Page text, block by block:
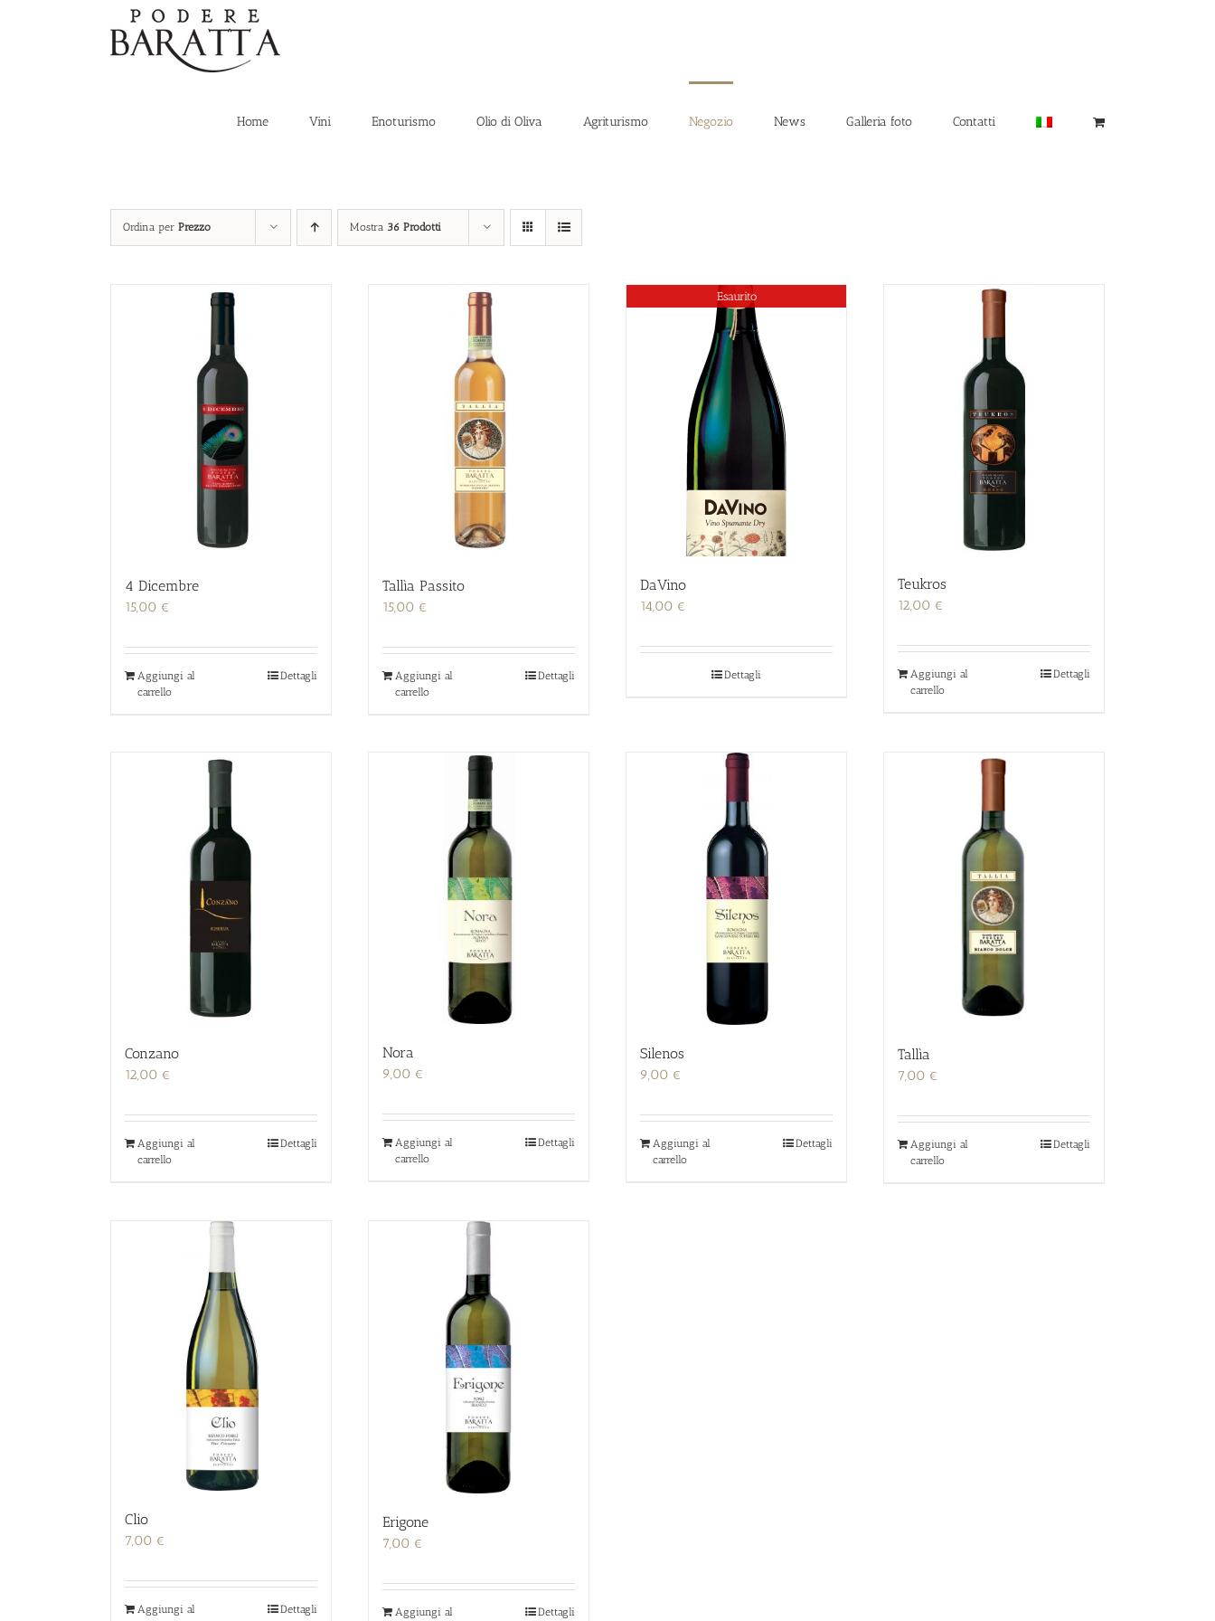
Home Vini Enoturismo Olio di Oliva Agriturismo Negozio News Galleria foto Contatti
Ordina per Prezzo Mostra 36 Prodotti
4 Dicembre
15,00 €
Aggiungi al
carrello
Dettagli
Tallìa Passito
15,00 €
Aggiungi al
carrello
Dettagli
Esaurito
DaVino
14,00 €
Dettagli
Teukros
12,00 €
Aggiungi al
carrello
Dettagli
Conzano
12,00 €
Aggiungi al
carrello
Dettagli
Nora
9,00 €
Aggiungi al
carrello
Dettagli
Silenos
9,00 €
Aggiungi al
carrello
Dettagli
Tallìa
7,00 €
Aggiungi al
carrello
Dettagli
Clio
7,00 €
Aggiungi al
Dettagli
Erigone
7,00 €
Aggiungi al Dettagli